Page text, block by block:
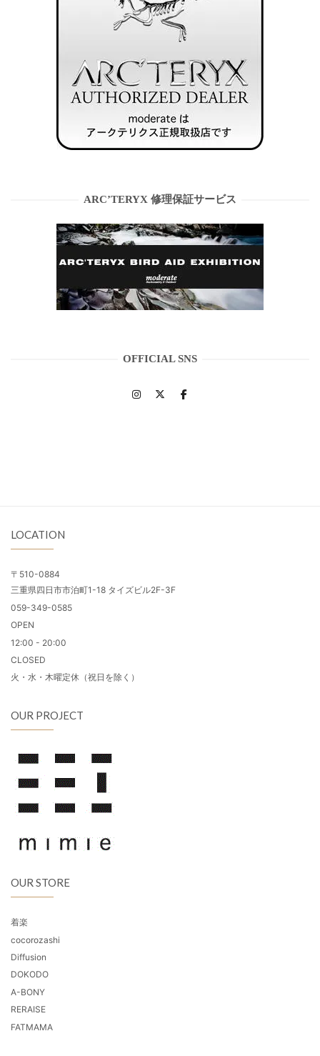
ARC’TERYX 修理保証サービス
OFFICIAL SNS
LOCATION
〒510-0884
三重県四日市市泊町1-18 タイズビル2F-3F
059-349-0585
OPEN
12:00 - 20:00
CLOSED
火・水・木曜定休（祝日を除く）
OUR PROJECT
OUR STORE
着楽
cocorozashi
Diffusion
DOKODO
A-BONY
RERAISE
FATMAMA